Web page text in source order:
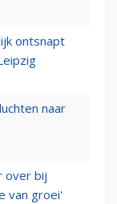
ontsnapt
naar
over bij
van groei'